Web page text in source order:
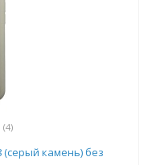
(4)
(серый камень) без